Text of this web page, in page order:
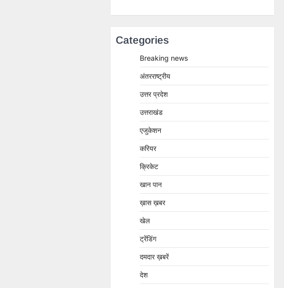
Categories
Breaking news
अंतरराष्ट्रीय
उत्तर प्रदेश
उत्तराखंड
एजुकेशन
करियर
क्रिकेट
खान पान
ख़ास ख़बर
खेल
ट्रेंडिंग
दमदार ख़बरें
देश